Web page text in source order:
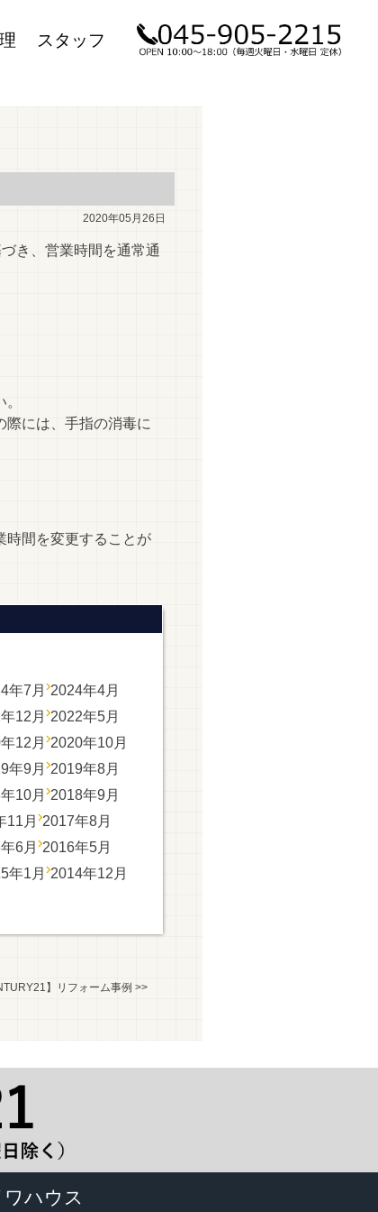
スタッフ
2020年05月26日
き、営業時間を通常通
には、手指の消毒に
時間を変更することが
年7月 2024年4月
12月 2022年5月
12月 2020年10月
年9月 2019年8月
10月 2018年9月
11月 2017年8月
6月 2016年5月
年1月 2014年12月
】リフォーム事例 >>
ハウス